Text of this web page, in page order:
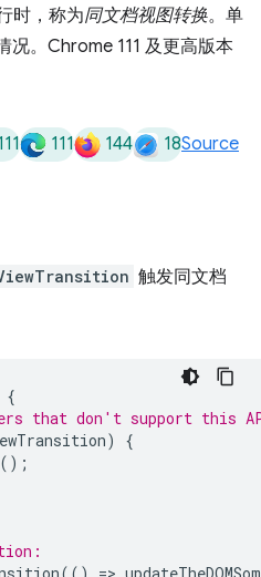
时，称为同文档视图转换。单
况。Chrome 111 及更高版本
111 144 18Source
触发同文档
{
that don't support this
)
{
();